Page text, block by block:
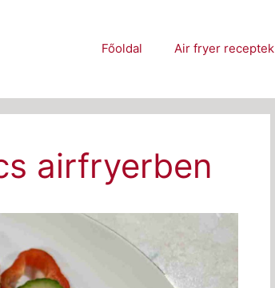
Főoldal Air fryer receptek
airfryerben